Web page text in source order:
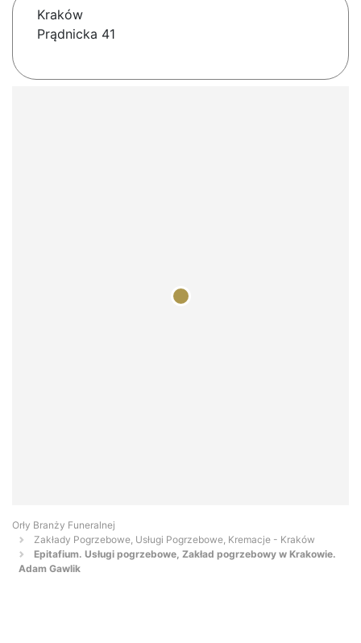
Kraków
Prądnicka 41
Orły Branży Funeralnej
Zakłady Pogrzebowe, Usługi Pogrzebowe, Kremacje - Kraków
Epitafium. Usługi pogrzebowe, Zakład pogrzebowy w Krakowie.
Adam Gawlik